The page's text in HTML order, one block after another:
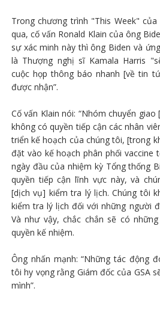
Trong chương trình "This Week"
qua, cố vấn Ronald Klain của ông
sự xác minh này thì ông Biden và
là Thượng nghị sĩ Kamala Harris
cuộc họp thông báo nhanh [về tin
được nhận”.
Cố vấn Klain nói: “Nhóm chuyển
không có quyền tiếp cận các nhân
triển kế hoạch của chúng tôi, [trong
đặt vào kế hoạch phân phối vaccine
ngày đầu của nhiệm kỳ Tổng thống
quyền tiếp cận lĩnh vực này, và
[dịch vụ] kiểm tra lý lịch. Chúng tôi
kiểm tra lý lịch đối với những người
Và như vậy, chắc chắn sẽ có
quyền kế nhiệm.
Ông nhấn mạnh: “Những tác động
tôi hy vọng rằng Giám đốc của GSA
mình”.